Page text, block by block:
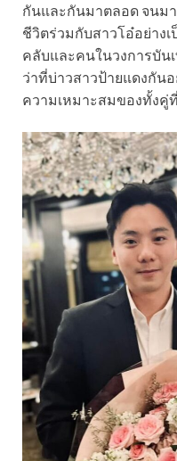
กันและกันมาตลอด จนม
ชีวิตร่วมกับสาวโอ๋อย่าง
คลับและคนในวงการบัน
ว่าที่บ่าวสาวป้ายแดงกั
ความเหมาะสมของทั้งคู่